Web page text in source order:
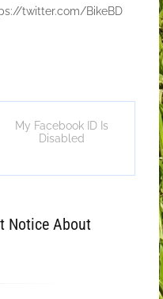
twitter.com/BikeBD
My Facebook ID Is
Disabled
Notice About